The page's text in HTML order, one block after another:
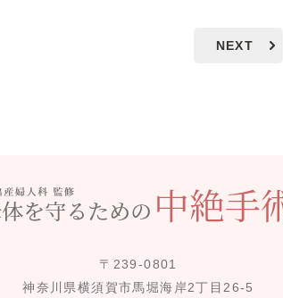
NEXT
〒239-0801
神奈川県横須賀市馬堀海岸2丁目26-5